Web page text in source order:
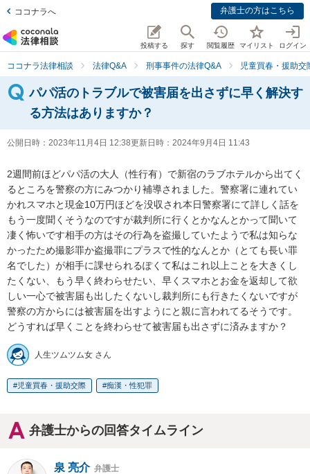
ココナラへ 弁護士の方はこちら
投稿する 探す 閲覧履歴 マイリスト ログイン
ココナラ法律相談 法律Q&A 刑事事件の法律Q&A 児童買春・援助交
パパ活のトラブルで被害届を出さずに早く解決す
る方法はありますか？
公開日時： 2023年11月4日 12:38更新日時： 2024年9月4日 11:43
2週間前ほどパパ活の大人（性行有）で新宿のラブホテルから出てく
るところを警察の方にみつかり補導されました。警察署に連れてい
かれスマホと現金10万円ほどを没収され本日警察署にて詳しく話を
もう一度聞くそうなのですが裁判所に行くとかなんとかって聞いて
凄く怖いです相手の方はその行為を盗撮していたようで私は知らな
かったため撮影罪か盗撮罪にプラスで性的なんとか（とても長い罪
名でした）が相手に課せられるぽくて私はこれ以上ことを大きくし
たくない、もう早く終わらせたい、早くスマホとお金を返却して欲
しい一心で被害届も出したくないし裁判所にも行きたくないですが
警察の方からには被害届を出すようにと親に言われてるそうです。
どうすれば早くことを終わらせて被害届も出さずに済みますか？
人生ツムツム女 さん
児童買春・援助交際 痴漢・性犯罪
弁護士からの回答タイムライン
泉 亮介 弁護士